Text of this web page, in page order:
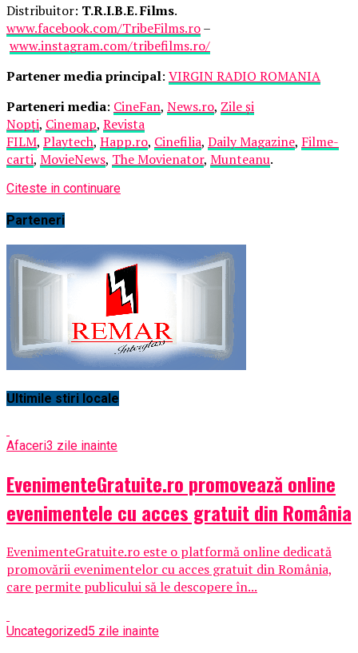
Distribuitor: T.R.I.B.E. Films.
www.facebook.com/TribeFilms.ro–
www.instagram.com/tribefilms.ro/
Partener media principal: VIRGIN RADIO ROMANIA
Parteneri media: CineFan, News.ro, Zile și
Nopți, Cinemap, Revista
FILM, Playtech, Happ.ro, Cinefilia, Daily Magazine, Filme-
carti, MovieNews, The Movienator, Munteanu.
Citeste in continuare
Parteneri
Ultimile stiri locale
Afaceri3 zile inainte
EvenimenteGratuite.ro promovează online
evenimentele cu acces gratuit din România
EvenimenteGratuite.ro este o platformă online dedicată
promovării evenimentelor cu acces gratuit din România,
care permite publicului să le descopere în...
Uncategorized5 zile inainte